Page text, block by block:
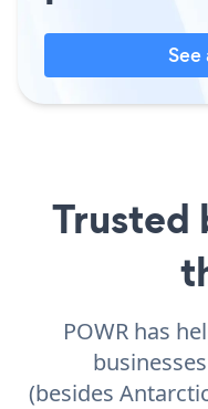
Trusted
POWR has
(besides